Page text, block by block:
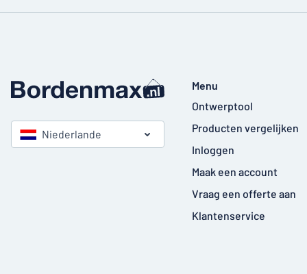
Niederlande
Menu
Ontwerptool
Producten vergelijken
Inloggen
Maak een account
Vraag een offerte aan
Klantenservice